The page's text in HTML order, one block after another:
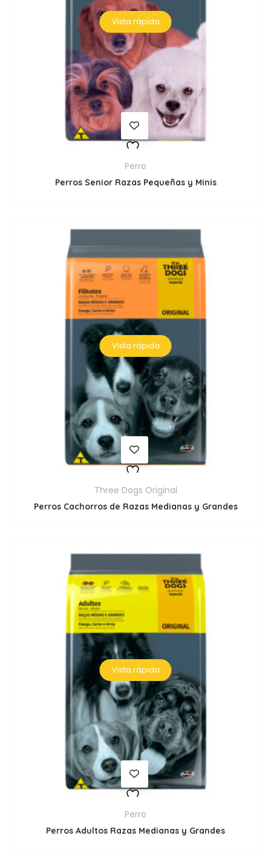
Vista rápida
Perro
Perros Senior Razas Pequeñas y Minis
Vista rápida
Three Dogs Original
Perros Cachorros de Razas Medianas y Grandes
Vista rápida
Perro
Perros Adultos Razas Medianas y Grandes